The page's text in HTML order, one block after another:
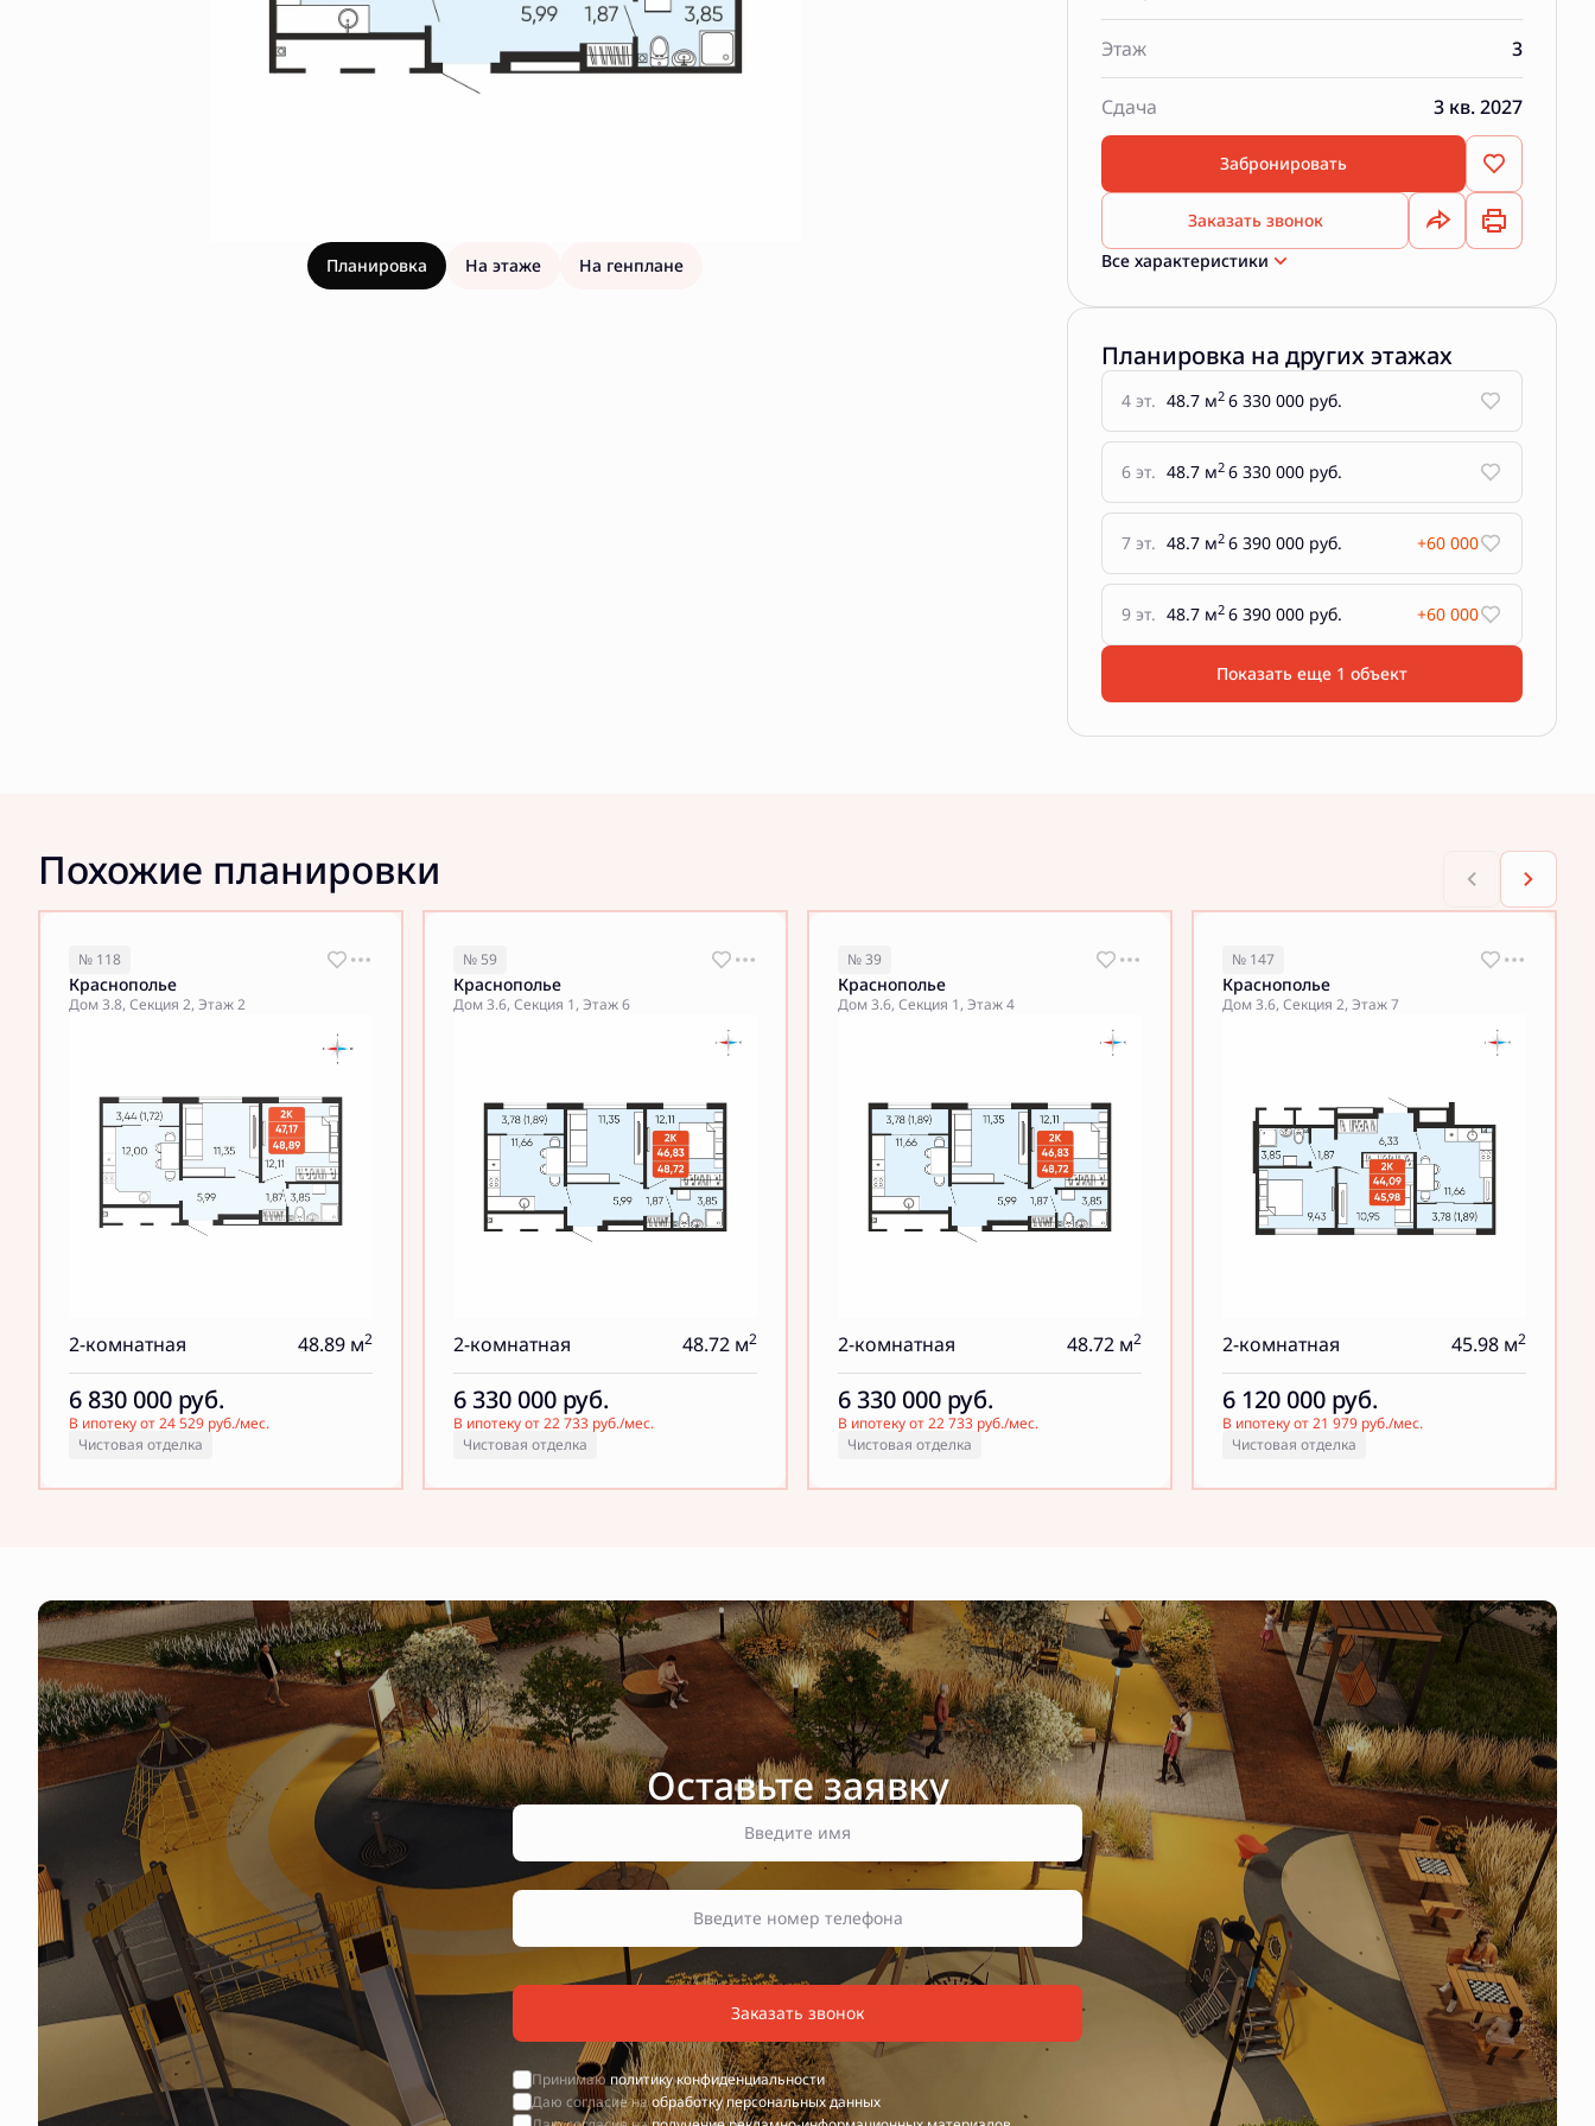
Планировка На этаже На генплане
Этаж 3
Сдача 3 кв. 2027
Забронировать
Заказать звонок
Все характеристики
Планировка на других этажах
4 эт. 48.7 м2 6 330 000 руб.
6 эт. 48.7 м2 6 330 000 руб.
7 эт. 48.7 м2 6 390 000 руб. +60 000
9 эт. 48.7 м2 6 390 000 руб. +60 000
Показать еще 1 объект
Похожие планировки
№ 118
Краснополье
Дом 3.8, Секция 2, Этаж 2
2-комнатная 48.89 м2
6 830 000 руб.
В ипотеку от 24 529 руб./мес.
Чистовая отделка
№ 59
Краснополье
Дом 3.6, Секция 1, Этаж 6
2-комнатная 48.72 м2
6 330 000 руб.
В ипотеку от 22 733 руб./мес.
Чистовая отделка
№ 39
Краснополье
Дом 3.6, Секция 1, Этаж 4
2-комнатная 48.72 м2
6 330 000 руб.
В ипотеку от 22 733 руб./мес.
Чистовая отделка
№ 147
Краснополье
Дом 3.6, Секция 2, Этаж 7
2-комнатная 45.98 м2
6 120 000 руб.
В ипотеку от 21 979 руб./мес.
Чистовая отделка
Оставьте заявку
Заказать звонок
Принимаю политику конфиденциальности
Даю согласие наобработку персональных данных